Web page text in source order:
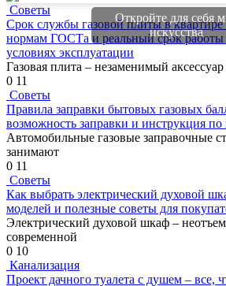
Откройте для себя
искусства
Советы
Срок службы газовой плиты в квартире
нормам ГОСТа и реальный срок работы
условиях эксплуатации
Газовая плита – незаменимый
0 11
Советы
Правила заправки бытовых газовых
возможность заправки и инструкция
Автомобильные газовые заправочные
занимают
0 11
Советы
Как выбрать электрический духовой
моделей и полезные советы для
Электрический духовой шкаф –
современной
0 10
Канализация
Проект дачного туалета с душем – все,